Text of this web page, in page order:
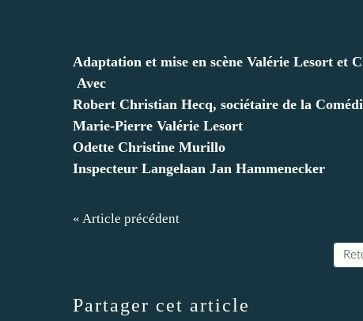
Adaptation et mise en scène Valérie Lesort et
Avec
Robert Christian Hecq, sociétaire de la
Marie-Pierre Valérie Lesort
Odette Christine Murillo
Inspecteur Langelaan Jan Hammenecker
« Article précédent
Partager cet article